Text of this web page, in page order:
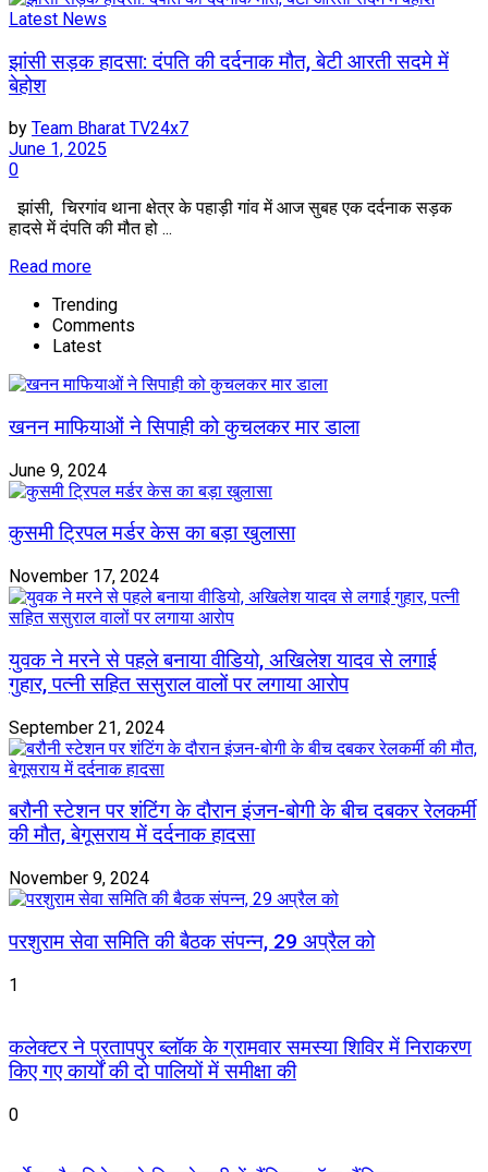
Latest News
झांसी सड़क हादसा: दंपति की दर्दनाक मौत, बेटी आरती सदमे में
बेहोश
by Team Bharat TV24x7
June 1, 2025
0
झांसी, चिरगांव थाना क्षेत्र के पहाड़ी गांव में आज सुबह एक दर्दनाक सड़क
हादसे में दंपति की मौत हो ...
Read more
Trending
Comments
Latest
खनन माफियाओं ने सिपाही को कुचलकर मार डाला
June 9, 2024
कुसमी ट्रिपल मर्डर केस का बड़ा खुलासा
November 17, 2024
युवक ने मरने से पहले बनाया वीडियो, अखिलेश यादव से लगाई
गुहार, पत्नी सहित ससुराल वालों पर लगाया आरोप
September 21, 2024
बरौनी स्टेशन पर शंटिंग के दौरान इंजन-बोगी के बीच दबकर रेलकर्मी
की मौत, बेगूसराय में दर्दनाक हादसा
November 9, 2024
परशुराम सेवा समिति की बैठक संपन्न, 29 अप्रैल को
1
कलेक्टर ने प्रतापपुर ब्लॉक के ग्रामवार समस्या शिविर में निराकरण
किए गए कार्यों की दो पालियों में समीक्षा की
0